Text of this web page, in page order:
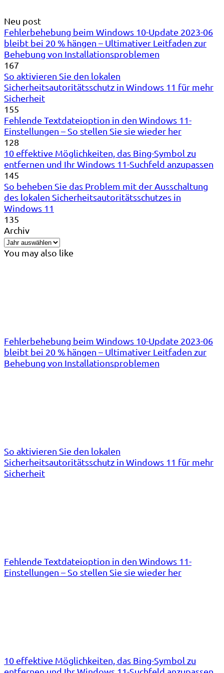
Neu post
Fehlerbehebung beim Windows 10-Update 2023-06
bleibt bei 20 % hängen – Ultimativer Leitfaden zur
Behebung von Installationsproblemen
167
So aktivieren Sie den lokalen
Sicherheitsautoritätsschutz in Windows 11 für mehr
Sicherheit
155
Fehlende Textdateioption in den Windows 11-
Einstellungen – So stellen Sie sie wieder her
128
10 effektive Möglichkeiten, das Bing-Symbol zu
entfernen und Ihr Windows 11-Suchfeld anzupassen
145
So beheben Sie das Problem mit der Ausschaltung
des lokalen Sicherheitsautoritätsschutzes in
Windows 11
135
Archiv
You may also like
Fehlerbehebung beim Windows 10-Update 2023-06
bleibt bei 20 % hängen – Ultimativer Leitfaden zur
Behebung von Installationsproblemen
So aktivieren Sie den lokalen
Sicherheitsautoritätsschutz in Windows 11 für mehr
Sicherheit
Fehlende Textdateioption in den Windows 11-
Einstellungen – So stellen Sie sie wieder her
10 effektive Möglichkeiten, das Bing-Symbol zu